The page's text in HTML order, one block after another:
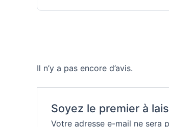
Il n’y a pas encore d’avis.
Soyez le premier à
Votre adresse e-mail ne sera